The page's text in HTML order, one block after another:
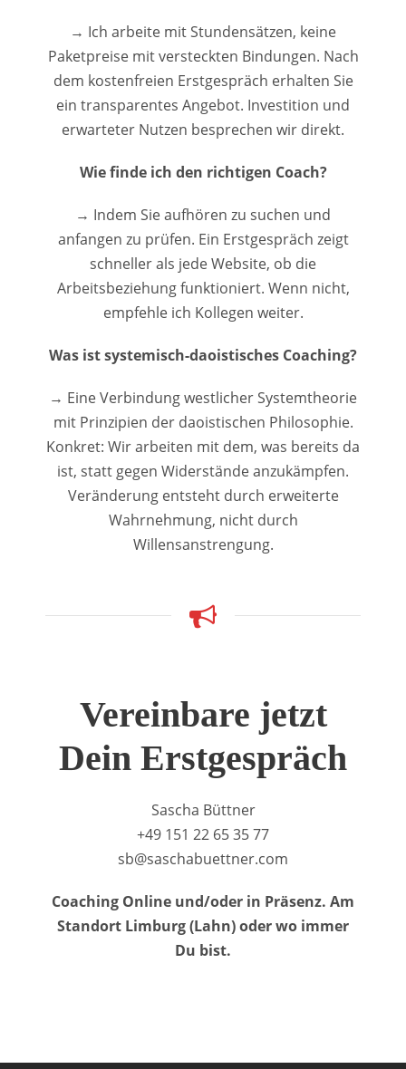
→ Ich arbeite mit Stundensätzen, keine
Paketpreise mit versteckten Bindungen. Nach
dem kostenfreien Erstgespräch erhalten Sie
ein transparentes Angebot. Investition und
erwarteter Nutzen besprechen wir direkt.
Wie finde ich den richtigen Coach?
→ Indem Sie aufhören zu suchen und
anfangen zu prüfen. Ein Erstgespräch zeigt
schneller als jede Website, ob die
Arbeitsbeziehung funktioniert. Wenn nicht,
empfehle ich Kollegen weiter.
Was ist systemisch-daoistisches Coaching?
→ Eine Verbindung westlicher Systemtheorie
mit Prinzipien der daoistischen Philosophie.
Konkret: Wir arbeiten mit dem, was bereits da
ist, statt gegen Widerstände anzukämpfen.
Veränderung entsteht durch erweiterte
Wahrnehmung, nicht durch
Willensanstrengung.
Vereinbare jetzt
Dein Erstgespräch
Sascha Büttner
+49 151 22 65 35 77
sb@saschabuettner.com
Coaching Online und/oder in Präsenz. Am
Standort Limburg (Lahn) oder wo immer
Du bist.